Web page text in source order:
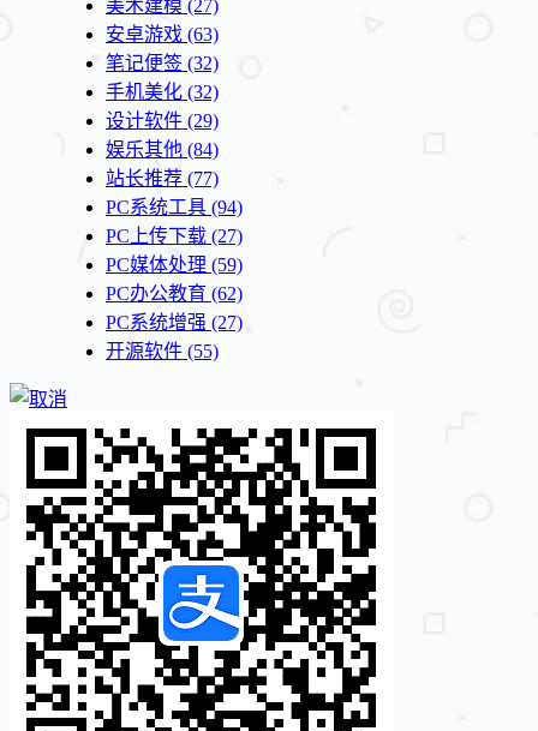
美术建模 (27)
安卓游戏 (63)
笔记便签 (32)
手机美化 (32)
设计软件 (29)
娱乐其他 (84)
站长推荐 (77)
PC系统工具 (94)
PC上传下载 (27)
PC媒体处理 (59)
PC办公教育 (62)
PC系统增强 (27)
开源软件 (55)